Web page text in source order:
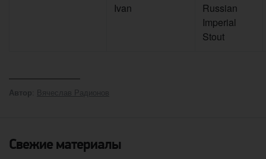
Ivan
Russian
Imperial
Stout
Автор Вячеслав Радионов
Свежие материалы